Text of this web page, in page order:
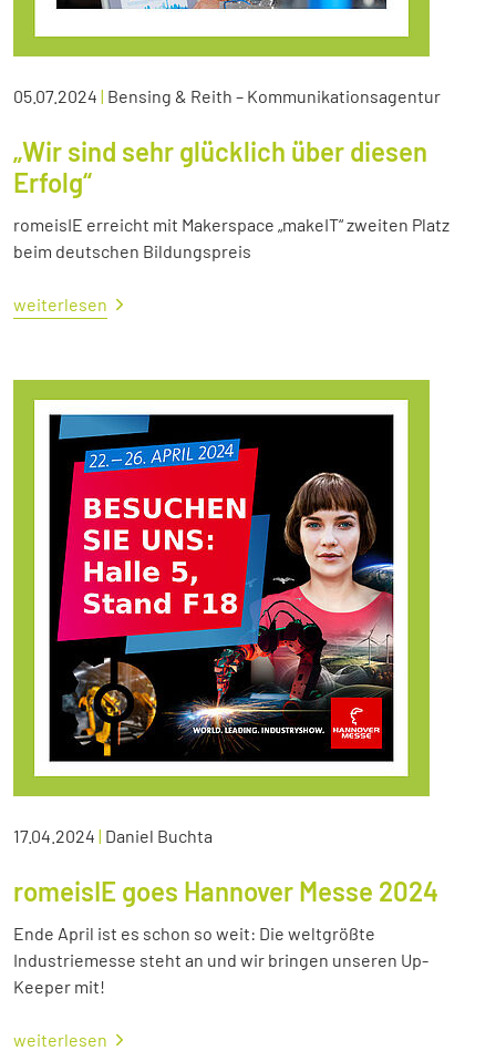
05.07.2024 | Bensing & Reith – Kommunikationsagentur
„Wir sind sehr glücklich über diesen
Erfolg“
romeisIE erreicht mit Makerspace „makeIT“ zweiten Platz
beim deutschen Bildungspreis
weiterlesen
17.04.2024 | Daniel Buchta
romeisIE goes Hannover Messe 2024
Ende April ist es schon so weit: Die weltgrößte
Industriemesse steht an und wir bringen unseren Up-
Keeper mit!
weiterlesen